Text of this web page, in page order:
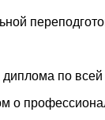
по всей
о